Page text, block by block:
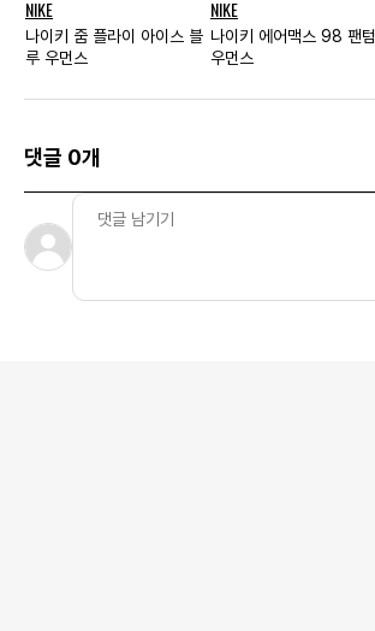
NIKE
나이키 줌 플라이 아이스 블
루 우먼스
NIKE
나이키 에어맥스 98 팬텀
우먼스
댓글 0개